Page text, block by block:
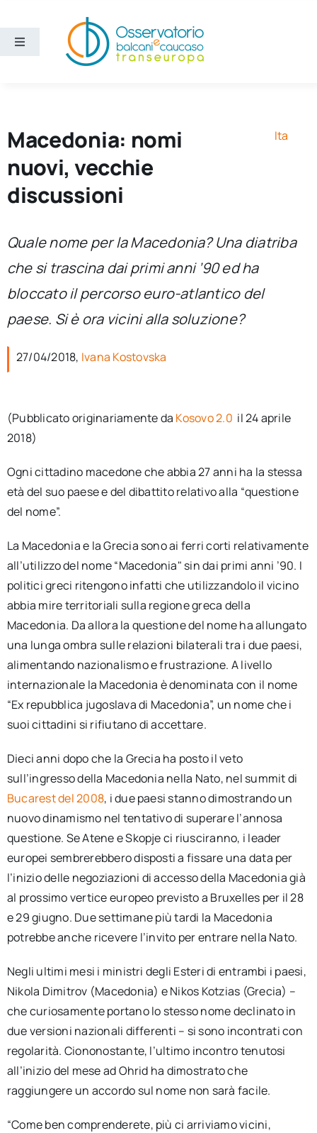
contenuto
Toggle
Ricerca e divulgazione
Chi siamo
per:
Newsletter
Ita
Macedonia: nomi
nuovi, vecchie
discussioni
Ita
Quale nome per la Macedonia? Una diatriba
che si trascina dai primi anni ’90 ed ha
bloccato il percorso euro-atlantico del
paese. Si è ora vicini alla soluzione?
27/04/2018, Ivana Kostovska
(Pubblicato originariamente da Kosovo 2.0 il 24 aprile
2018)
Ogni cittadino macedone che abbia 27 anni ha la stessa
età del suo paese e del dibattito relativo alla “questione
del nome”.
La Macedonia e la Grecia sono ai ferri corti relativamente
all’utilizzo del nome “Macedonia" sin dai primi anni ’90. I
politici greci ritengono infatti che utilizzandolo il vicino
abbia mire territoriali sulla regione greca della
Macedonia. Da allora la questione del nome ha allungato
una lunga ombra sulle relazioni bilaterali tra i due paesi,
alimentando nazionalismo e frustrazione. A livello
internazionale la Macedonia è denominata con il nome
“Ex repubblica jugoslava di Macedonia”, un nome che i
suoi cittadini si rifiutano di accettare.
Dieci anni dopo che la Grecia ha posto il veto
sull’ingresso della Macedonia nella Nato, nel summit di
Bucarest del 2008, i due paesi stanno dimostrando un
nuovo dinamismo nel tentativo di superare l’annosa
questione. Se Atene e Skopje ci riusciranno, i leader
europei sembrerebbero disposti a fissare una data per
l’inizio delle negoziazioni di accesso della Macedonia già
al prossimo vertice europeo previsto a Bruxelles per il 28
e 29 giugno. Due settimane più tardi la Macedonia
potrebbe anche ricevere l’invito per entrare nella Nato.
Negli ultimi mesi i ministri degli Esteri di entrambi i paesi,
Nikola Dimitrov (Macedonia) e Nikos Kotzias (Grecia) –
che curiosamente portano lo stesso nome declinato in
due versioni nazionali differenti – si sono incontrati con
regolarità. Ciononostante, l’ultimo incontro tenutosi
all’inizio del mese ad Ohrid ha dimostrato che
raggiungere un accordo sul nome non sarà facile.
“Come ben comprenderete, più ci arriviamo vicini,